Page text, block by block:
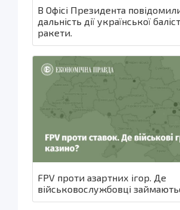
В Офісі Президента
дальність дії української
ракети.
FPV проти азартних ігор. Де
військовослужбовці